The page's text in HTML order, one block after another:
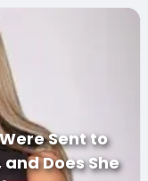
Sent to
Does She